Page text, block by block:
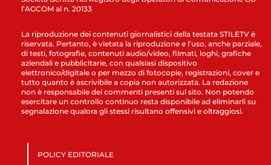
l’AGCOM al n. 20133
La riproduzione dei contenuti giornalistici della testata STILETV è
riservata. Pertanto, è vietata la riproduzione e l’uso, anche parziale,
di testi, fotografie, contenuti audio/video, filmati, loghi, grafiche
aziendali e pubblicitarie, con qualsiasi dispositivo
elettronico/digitale o per mezzo di fotocopie, registrazioni, cover e
tutto quanto è ascrivibile a copia non autorizzata. La redazione
non è responsabile dei commenti presenti sul sito. Non potendo
esercitare un controllo continuo resta disponibile ad eliminarli su
segnalazione qualora gli stessi risultano offensivi e oltraggiosi.
POLICY EDITORIALE